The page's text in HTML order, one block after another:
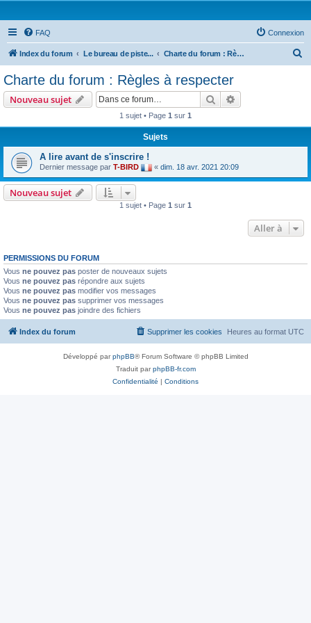
FAQ Connexion
Index du forum Le bureau de piste... Charte du forum : Règles à respecter
Charte du forum : Règles à respecter
Nouveau sujet Rechercher
1 sujet • Page 1 sur 1
Sujets
A lire avant de s'inscrire !
Dernier message par T-BIRD « dim. 18 avr. 2021 20:09
Nouveau sujet
1 sujet • Page 1 sur 1
Aller à
PERMISSIONS DU FORUM
Vous ne pouvez pas poster de nouveaux sujets
Vous ne pouvez pas répondre aux sujets
Vous ne pouvez pas modifier vos messages
Vous ne pouvez pas supprimer vos messages
Vous ne pouvez pas joindre des fichiers
Index du forum Heures au format UTC
Supprimer les cookies
Développé parphpBB® Forum Software © phpBB Limited
Traduit parphpBB-fr.com
Confidentialité | Conditions